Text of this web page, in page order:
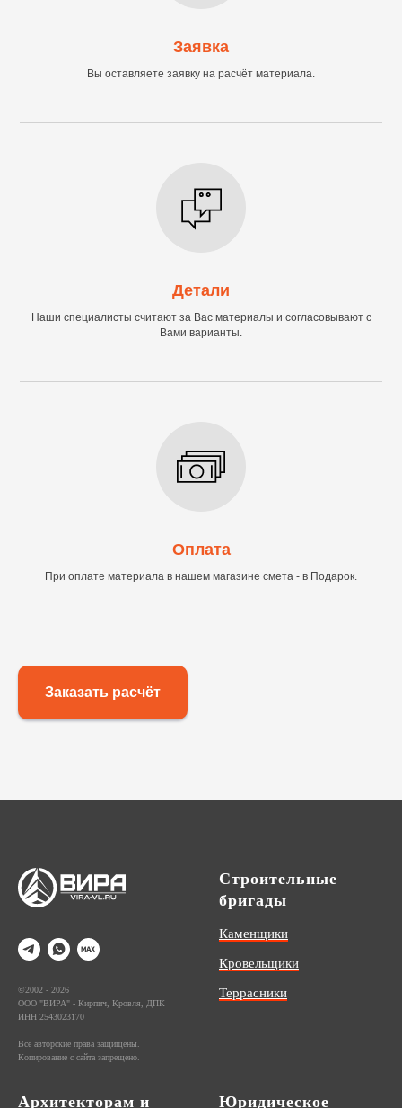
Заявка
Вы оставляете заявку на расчёт материала.
Детали
Наши специалисты считают за Вас материалы и согласовывают с
Вами варианты.
Оплата
При оплате материала в нашем магазине смета - в Подарок.
Заказать расчёт
©2002 - 2026
ООО "ВИРА" - Кирпич, Кровля, ДПК
ИНН 2543023170
Все авторские права защищены.
Копирование с сайта запрещено.
Строительные
бригады
Каменщики
Кровельщики
Террасники
Архитекторам и Юридическое